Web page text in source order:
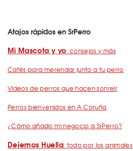
Atajos rápidos en SrPerro
Mi Mascota y yo: consejos y más
Cafés para merendar junto a tu perro
Vídeos de perros que hacen sonreír
Perros bienvenidos en A Coruña
¿Cómo añado mi negocio a SrPerro?
Dejemos Huella: todo por los animales